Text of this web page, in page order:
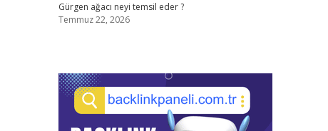
Gürgen ağacı neyi temsil eder ?
Temmuz 22, 2026